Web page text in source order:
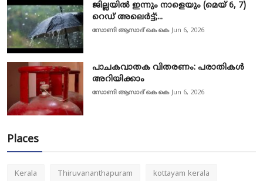
ജില്ലയിൽ ഇന്നും നാളെയും (മെയ് 6, 7)
റെഡ് അലെർട്ട്;...
സോണി ആസാദ് കെ കെ Jun 6, 2026
പാചകവാതക വിതരണം: പരാതികൾ
അറിയിക്കാം
സോണി ആസാദ് കെ കെ Jun 6, 2026
Places
Kerala Thiruvananthapuram kottayam kerala